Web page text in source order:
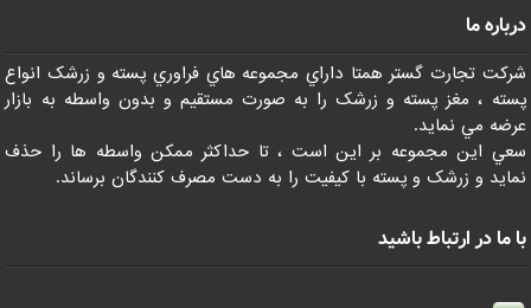
درباره ما
شرکت تجارت گستر همتا داراي مجموعه هاي فراوري پسته و زرشک انواع
پسته ، مغز پسته و زرشک را به صورت مستقيم و بدون واسطه به بازار
عرضه مي نمايد.
سعي اين مجموعه بر اين است ، تا حداکثر ممکن واسطه ها را حذف
نمايد و زرشک و پسته با کيفيت را به دست مصرف کنندگان برساند.
با ما در ارتباط باشید